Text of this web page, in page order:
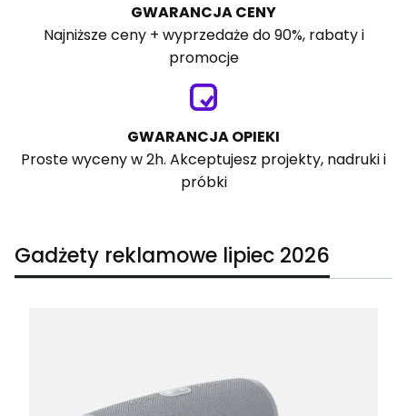
GWARANCJA CENY
Najniższe ceny + wyprzedaże do 90%, rabaty i
promocje
GWARANCJA OPIEKI
Proste wyceny w 2h. Akceptujesz projekty, nadruki i
próbki
Gadżety reklamowe lipiec 2026